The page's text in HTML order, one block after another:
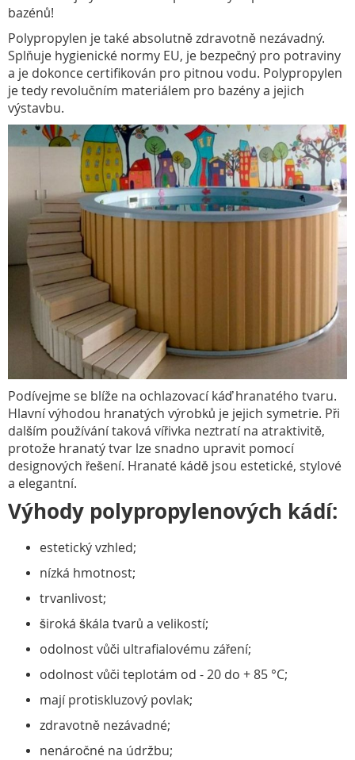
bazénů!
Polypropylen je také absolutně zdravotně nezávadný.
Splňuje hygienické normy EU, je bezpečný pro potraviny
a je dokonce certifikován pro pitnou vodu. Polypropylen
je tedy revolučním materiálem pro bazény a jejich
výstavbu.
Podívejme se blíže na ochlazovací káď hranatého tvaru.
Hlavní výhodou hranatých výrobků je jejich symetrie. Při
dalším používání taková vířivka neztratí na atraktivitě,
protože hranatý tvar lze snadno upravit pomocí
designových řešení. Hranaté kádě jsou estetické, stylové
a elegantní.
Výhody polypropylenových kádí:
estetický vzhled;
nízká hmotnost;
trvanlivost;
široká škála tvarů a velikostí;
odolnost vůči ultrafialovému záření;
odolnost vůči teplotám od - 20 do + 85 °C;
mají protiskluzový povlak;
zdravotně nezávadné;
nenáročné na údržbu;